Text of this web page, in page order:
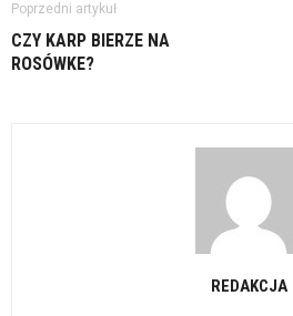
Poprzedni artykuł
CZY KARP BIERZE NA
ROSÓWKE?
REDAKCJA